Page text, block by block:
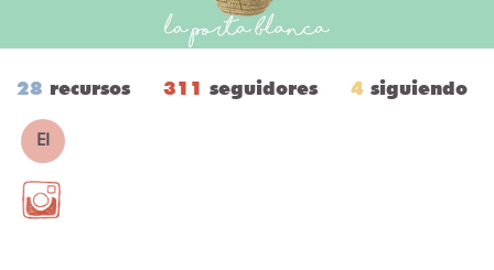
28 recursos 311 seguidores 4 siguiendo
EI